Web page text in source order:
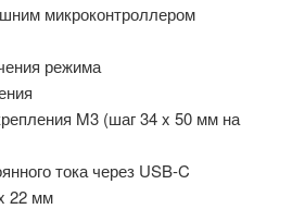
микроконтроллером
режима
M3 (шаг 34 x 50 мм на
тока через USB-C
22 мм